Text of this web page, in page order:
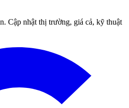
Cập nhật thị trường, giá cả, kỹ thuật